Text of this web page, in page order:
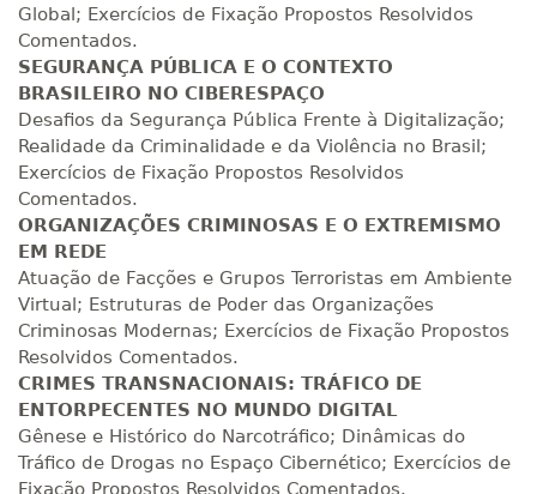
220 H 28dias 90 dias
Matricular
240 H 30 dias 90dias
R$ 1.189,66
Matricular
260 H
R$ 1.288,78
280 H 35dias 120dias
R$ 1.387,93
300 H 38dias 120dias
R$ 1.487,06
Matricular
Global; Exercícios de Fixação Propostos Resolvidos
Comentados.
SEGURANÇA PÚBLICA E O CONTEXTO
BRASILEIRO NO CIBERESPAÇO
Desafios da Segurança Pública Frente à Digitalização;
Realidade da Criminalidade e da Violência no Brasil;
Exercícios de Fixação Propostos Resolvidos
Comentados.
ORGANIZAÇÕES CRIMINOSAS E O EXTREMISMO
EM REDE
Atuação de Facções e Grupos Terroristas em Ambiente
Virtual; Estruturas de Poder das Organizações
Criminosas Modernas; Exercícios de Fixação Propostos
Resolvidos Comentados.
CRIMES TRANSNACIONAIS: TRÁFICO DE
ENTORPECENTES NO MUNDO DIGITAL
Gênese e Histórico do Narcotráfico; Dinâmicas do
Tráfico de Drogas no Espaço Cibernético; Exercícios de
Fixação Propostos Resolvidos Comentados.